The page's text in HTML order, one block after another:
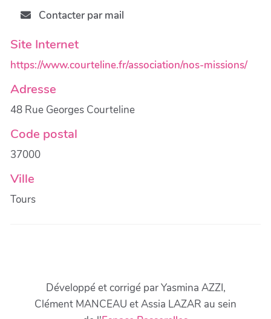
Contacter par mail
Site Internet
https://www.courteline.fr/association/nos-missions/
Adresse
48 Rue Georges Courteline
Code postal
37000
Ville
Tours
Développé et corrigé par Yasmina AZZI,
Clément MANCEAU et Assia LAZAR au sein